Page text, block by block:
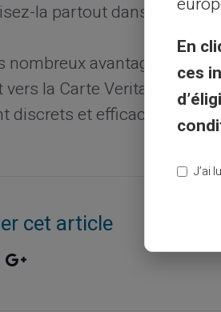
la partout dans le
nombreux avantages, il
vers la Carte Veritas comme
discrets et efficaces.
cet article
En
ces
J’ai